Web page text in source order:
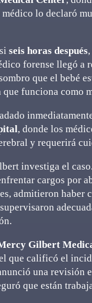
lo declaró
seis horas después
forense llegó a
que el bebé
que funciona como
, donde los
y requerirá
investiga el
cargos por
admitieron haber
Gilbert
que calificó el
una revisión
que están